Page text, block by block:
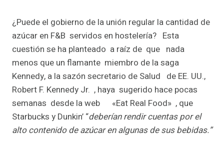
¿Puede el gobierno de la unión regular la cantidad de
azúcar en F&B servidos en hostelería? Esta
cuestión se ha planteado a raíz de que nada
menos que un flamante miembro de la saga
Kennedy, a la sazón secretario de Salud de EE. UU.,
Robert F. Kennedy Jr. , haya sugerido hace pocas
semanas desde la web «Eat Real Food» , que
Starbucks y Dunkin’ “deberían rendir cuentas por el
alto contenido de azúcar en algunas de sus bebidas.”